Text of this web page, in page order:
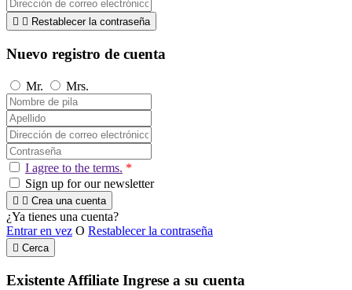
  Restablecer la contraseña
Nuevo registro de cuenta
Mr. Mrs.
I agree to the terms. *
Sign up for our newsletter
  Crea una cuenta
¿Ya tienes una cuenta?
Entrar en vez O Restablecer la contraseña
 Cerca
Existente Affiliate Ingrese a su cuenta